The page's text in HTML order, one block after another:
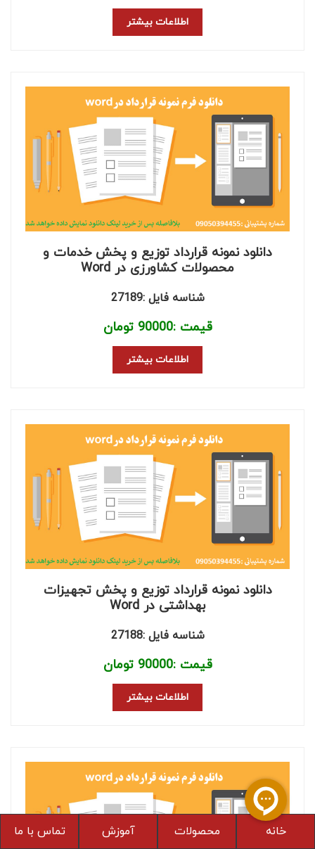
اطلاعات بیشتر
دانلود نمونه قرارداد توزیع و پخش خدمات و
محصولات کشاورزی در Word
شناسه فایل :27189
قیمت :90000 تومان
اطلاعات بیشتر
دانلود نمونه قرارداد توزیع و پخش تجهیزات
بهداشتی در Word
شناسه فایل :27188
قیمت :90000 تومان
اطلاعات بیشتر
تماس با ما آموزش محصولات خانه